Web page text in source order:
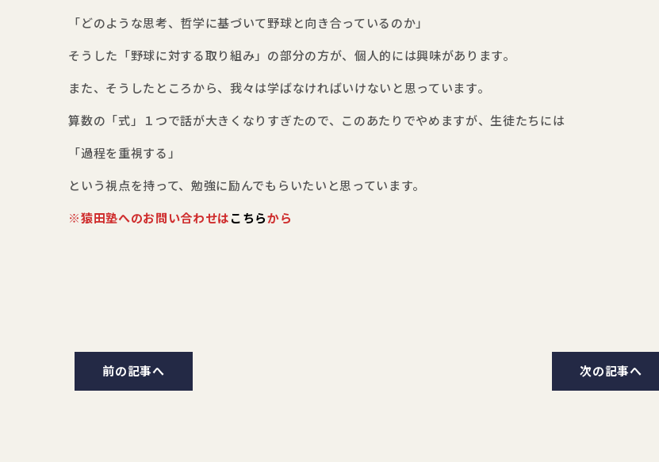
「どのような思考、哲学に基づいて野球と向き合っているのか」
そうした「野球に対する取り組み」の部分の方が、個人的には興味があります。
また、そうしたところから、我々は学ばなければいけないと思っています。
算数の「式」１つで話が大きくなりすぎたので、このあたりでやめますが、生徒たちには
「過程を重視する」
という視点を持って、勉強に励んでもらいたいと思っています。
※猿田塾へのお問い合わせは こちらから
前の記事へ 次の記事へ